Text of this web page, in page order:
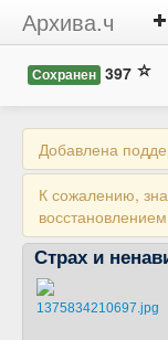
Архива.ч
Сохранен 397
Добавлена
К сожалению,
Страх и
1375834210697.jpg